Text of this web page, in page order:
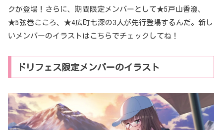
クが登場！さらに、期間限定メンバーとして★5戸山香澄、
★5弦巻こころ、★4広町七深の3人が先行登場するんだ。新し
いメンバーのイラストはこちらでチェックしてね！
ドリフェス限定メンバーのイラスト